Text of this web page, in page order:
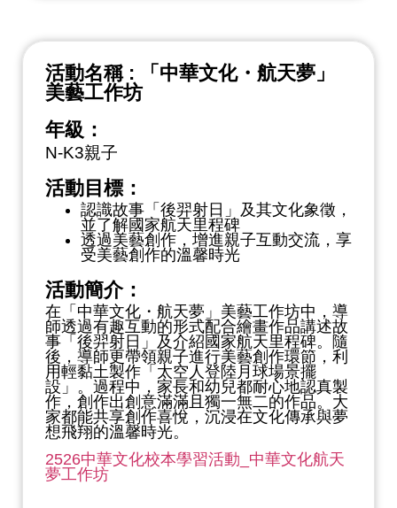
活動名稱 : 「中華文化・航天夢」
美藝工作坊
年級：
N-K3親子
活動目標：
認識故事「後羿射日」及其文化象徵，
並了解國家航天里程碑
透過美藝創作，增進親子互動交流，享
受美藝創作的溫馨時光
活動簡介：
在「中華文化・航天夢」美藝工作坊中，導
師透過有趣互動的形式配合繪畫作品講述故
事「後羿射日」及介紹國家航天里程碑。隨
後，導師更帶領親子進行美藝創作環節，利
用輕黏土製作「太空人登陸月球場景擺
設」。過程中，家長和幼兒都耐心地認真製
作，創作出創意滿滿且獨一無二的作品。大
家都能共享創作喜悅，沉浸在文化傳承與夢
想飛翔的溫馨時光。
2526中華文化校本學習活動_中華文化航天
夢工作坊